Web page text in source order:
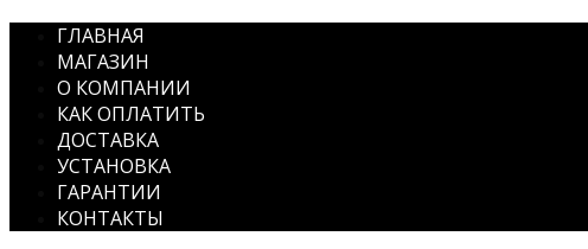
ГЛАВНАЯ
МАГАЗИН
О КОМПАНИИ
КАК ОПЛАТИТЬ
ДОСТАВКА
УСТАНОВКА
ГАРАНТИИ
КОНТАКТЫ